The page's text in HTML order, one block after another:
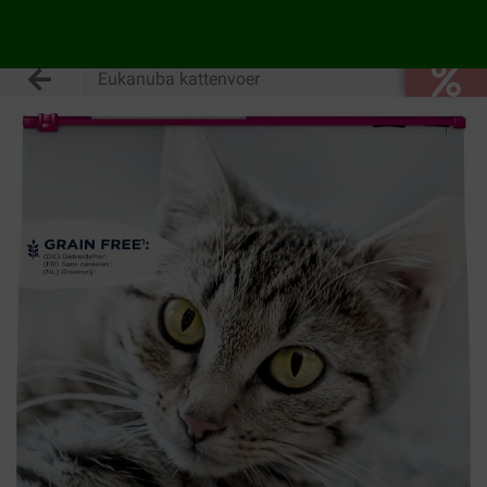
Eukanuba kattenvoer